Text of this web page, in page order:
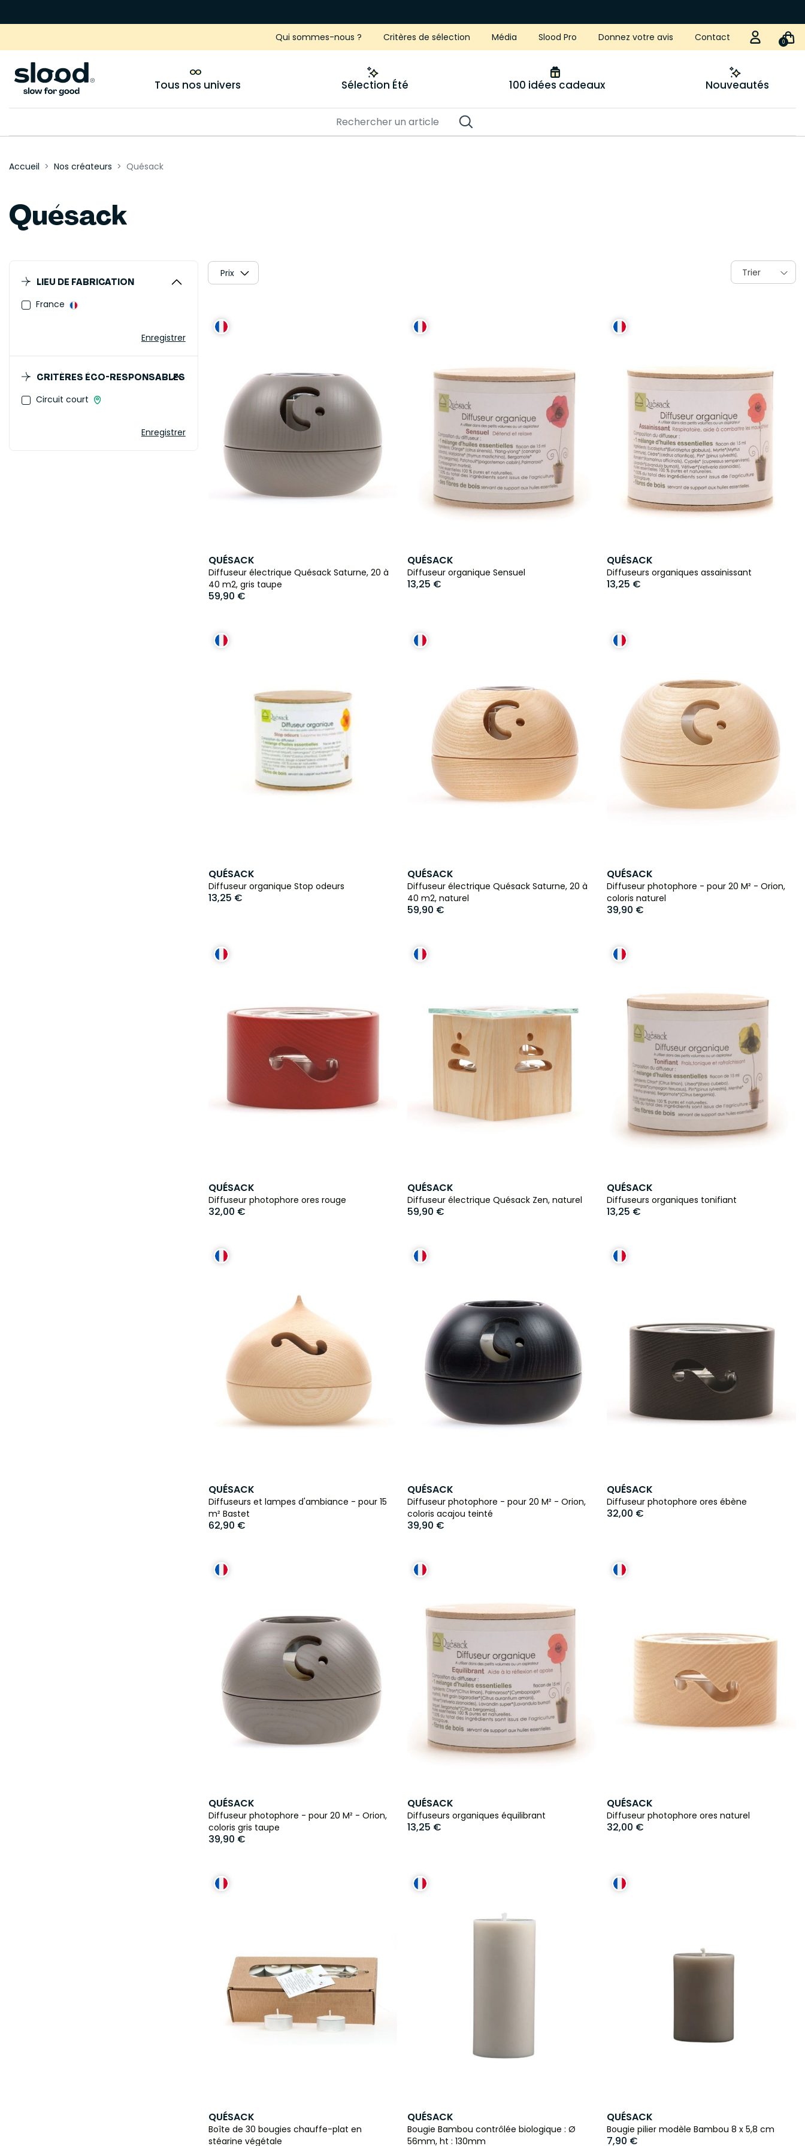
Qui sommes-nous ? Critères de sélection Média Slood Pro Donnez votre avis Contact 0
Tous nos univers Sélection Été 100 idées cadeaux Nouveautés
Accueil Nos créateurs Quésack
Quésack
LIEU DE FABRICATION
France
Enregistrer
CRITÈRES ÉCO-RESPONSABLES
Circuit court
Enregistrer
Prix Trier
QUÉSACK
Diffuseur électrique Quésack Saturne, 20 à
40 m2, gris taupe
59,90 €
QUÉSACK
Diffuseur organique Sensuel
13,25 €
QUÉSACK
Diffuseurs organiques assainissant
13,25 €
QUÉSACK
Diffuseur organique Stop odeurs
13,25 €
QUÉSACK
Diffuseur électrique Quésack Saturne, 20 à
40 m2, naturel
59,90 €
QUÉSACK
Diffuseur photophore - pour 20 M² - Orion,
coloris naturel
39,90 €
QUÉSACK
Diffuseur photophore ores rouge
32,00 €
QUÉSACK
Diffuseur électrique Quésack Zen, naturel
59,90 €
QUÉSACK
Diffuseurs organiques tonifiant
13,25 €
QUÉSACK
Diffuseurs et lampes d'ambiance - pour 15
m² Bastet
62,90 €
QUÉSACK
Diffuseur photophore - pour 20 M² - Orion,
coloris acajou teinté
39,90 €
QUÉSACK
Diffuseur photophore ores ébène
32,00 €
QUÉSACK
Diffuseur photophore - pour 20 M² - Orion,
coloris gris taupe
39,90 €
QUÉSACK
Diffuseurs organiques équilibrant
13,25 €
QUÉSACK
Diffuseur photophore ores naturel
32,00 €
QUÉSACK
Boîte de 30 bougies chauffe-plat en
stéarine végétale
QUÉSACK
Bougie Bambou contrôlée biologique : Ø
56mm, ht : 130mm
QUÉSACK
Bougie pilier modèle Bambou 8 x 5,8 cm
7,90 €